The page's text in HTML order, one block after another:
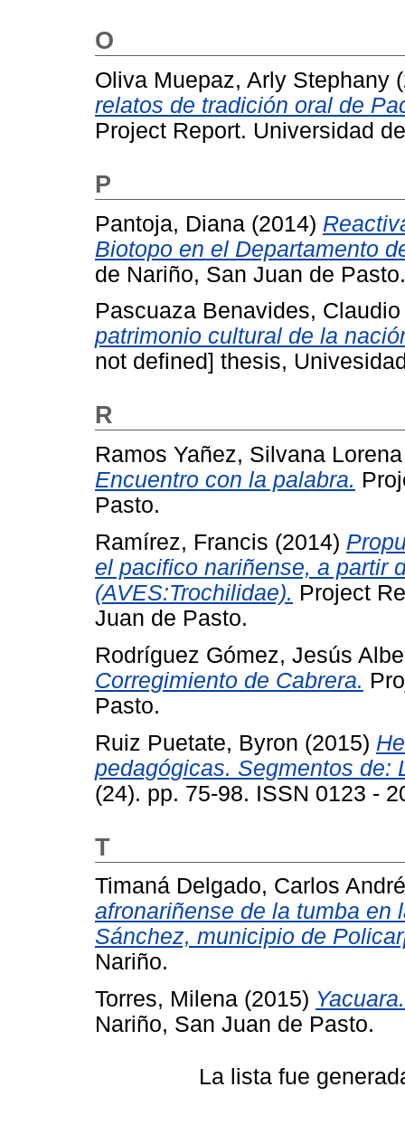
O
Oliva Muepaz, Arly Stephany
relatos de tradición oral de
Project Report. Universidad
P
Pantoja, Diana (2014)
Biotopo en el Departamento
de Nariño, San Juan de Pasto.
Pascuaza Benavides, Claudio
patrimonio cultural de la
not defined] thesis,
R
Ramos Yañez, Silvana Lorena
Encuentro con la palabra.
Pasto.
Ramírez, Francis (2014)
el pacifico nariñense, a partir
(AVES:Trochilidae). Project
Juan de Pasto.
Rodríguez Gómez, Jesús
Corregimiento de Cabrera.
Pasto.
Ruiz Puetate, Byron (2015)
pedagógicas. Segmentos de:
(24). pp. 75-98. ISSN 0123 -
T
Timaná Delgado, Carlos
afronariñense de la tumba en
Sánchez, municipio de
Nariño.
Torres, Milena (2015) Yacuara.
Nariño, San Juan de Pasto.
La lista fue